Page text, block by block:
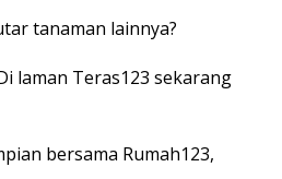
tanaman lainnya?
laman Teras123 sekarang
bersama Rumah123,